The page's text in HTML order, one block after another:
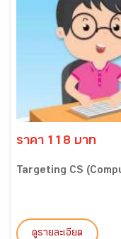
ราคา 118 บาท
Targeting CS
ดูรายละเอียด